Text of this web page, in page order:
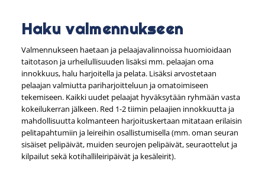
Haku valmennukseen
Valmennukseen haetaan ja pelaajavalinnoissa huomioidaan
taitotason ja urheilullisuuden lisäksi mm. pelaajan oma
innokkuus, halu harjoitella ja pelata. Lisäksi arvostetaan
pelaajan valmiutta pariharjoitteluun ja omatoimiseen
tekemiseen. Kaikki uudet pelaajat hyväksytään ryhmään vasta
kokeilukerran jälkeen. Red 1-2 tiimin pelaajien innokkuutta ja
mahdollisuutta kolmanteen harjoituskertaan mitataan erilaisin
pelitapahtumiin ja leireihin osallistumisella (mm. oman seuran
sisäiset pelipäivät, muiden seurojen pelipäivät, seuraottelut ja
kilpailut sekä kotihallileiripäivät ja kesäleirit).